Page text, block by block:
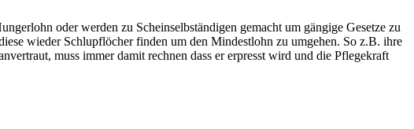
oder werden zu Scheinselbständigen gemacht um gängige Gesetze zu
wieder Schlupflöcher finden um den Mindestlohn zu umgehen. So z.B. ihre
muss immer damit rechnen dass er erpresst wird und die Pflegekraft